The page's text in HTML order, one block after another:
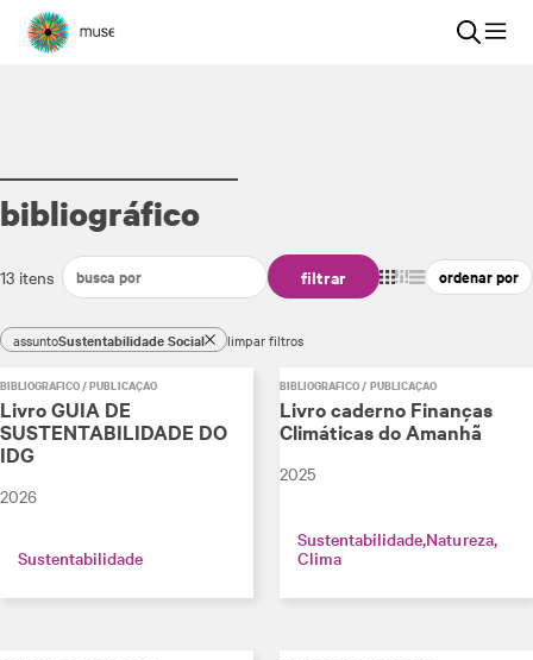
bibliográfico
13 itens filtrar
assuntoSustentabilidade Social limpar filtros
BIBLIOGRÁFICO / PUBLICAÇÃO
Livro GUIA DE
SUSTENTABILIDADE DO
IDG
2026
Sustentabilidade
BIBLIOGRÁFICO / PUBLICAÇÃO
Livro caderno Finanças
Climáticas do Amanhã
2025
SustentabilidadeNatureza
Clima